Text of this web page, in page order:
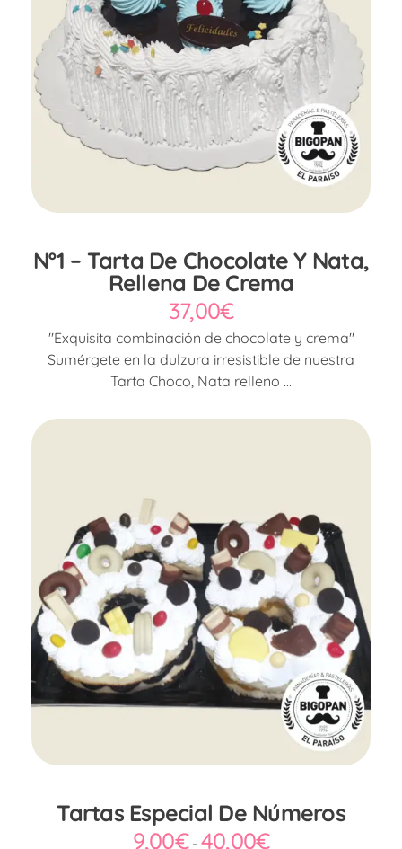
Nº1 – Tarta De Chocolate Y Nata,
Rellena De Crema
37,00€
"Exquisita combinación de chocolate y crema"
Sumérgete en la dulzura irresistible de nuestra
Tarta Choco, Nata relleno ...
Tartas Especial De Números
9,00€ - 40,00€